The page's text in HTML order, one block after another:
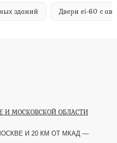
зданий Двери ei-60 с
И МОСКОВСКОЙ ОБЛАСТИ
И 20 КМ ОТ МКАД —